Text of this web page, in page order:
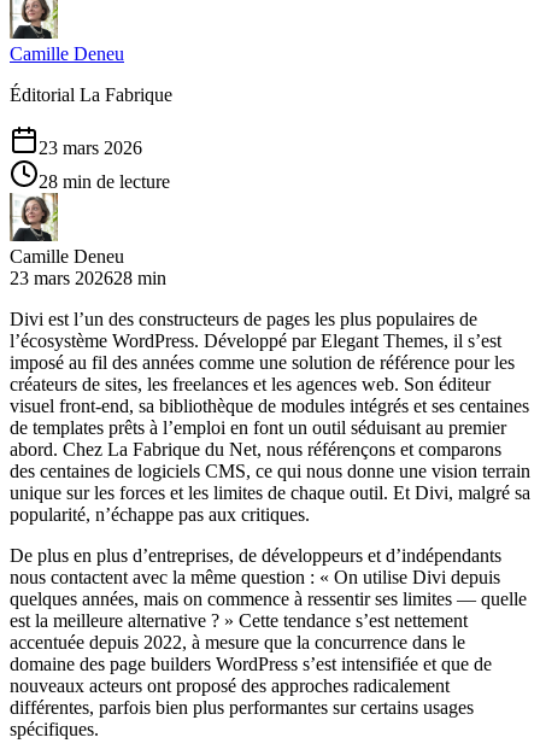
Camille Deneu
Éditorial La Fabrique
23 mars 2026
28 min de lecture
Camille Deneu
23 mars 202628 min
Divi est l’un des constructeurs de pages les plus populaires de
l’écosystème WordPress. Développé par Elegant Themes, il s’est
imposé au fil des années comme une solution de référence pour les
créateurs de sites, les freelances et les agences web. Son éditeur
visuel front-end, sa bibliothèque de modules intégrés et ses centaines
de templates prêts à l’emploi en font un outil séduisant au premier
abord. Chez La Fabrique du Net, nous référençons et comparons
des centaines de logiciels CMS, ce qui nous donne une vision terrain
unique sur les forces et les limites de chaque outil. Et Divi, malgré sa
popularité, n’échappe pas aux critiques.
De plus en plus d’entreprises, de développeurs et d’indépendants
nous contactent avec la même question : « On utilise Divi depuis
quelques années, mais on commence à ressentir ses limites — quelle
est la meilleure alternative ? » Cette tendance s’est nettement
accentuée depuis 2022, à mesure que la concurrence dans le
domaine des page builders WordPress s’est intensifiée et que de
nouveaux acteurs ont proposé des approches radicalement
différentes, parfois bien plus performantes sur certains usages
spécifiques.